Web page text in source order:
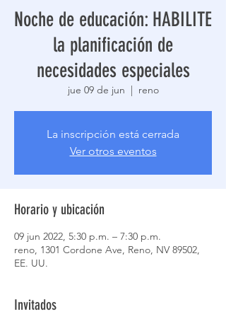
Noche de educación: HABILITE
la planificación de
necesidades especiales
jue 09 de jun
  |
reno
La inscripción está cerrada
Ver otros eventos
Horario y ubicación
09 jun 2022, 5:30 p.m. – 7:30 p.m.
reno, 1301 Cordone Ave, Reno, NV 89502,
EE. UU.
Invitados